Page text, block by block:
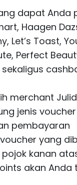
dapat Anda
Haagen
Let’s Toast,
Perfect
merchant
jenis
pembayaran
yang
kanan
akan